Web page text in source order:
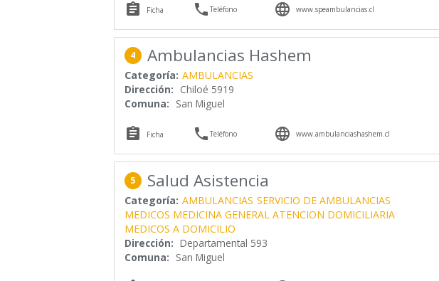
 Ficha Teléfono  www.speambulancias.cl
4 Ambulancias Hashem
Categoría: AMBULANCIAS
Dirección: Chiloé 5919
Comuna: San Miguel
 Ficha Teléfono  www.ambulanciashashem.cl
5 Salud Asistencia
Categoría: AMBULANCIAS SERVICIO DE AMBULANCIAS
MEDICOS MEDICINA GENERAL ATENCION DOMICILIARIA
MEDICOS A DOMICILIO
Dirección: Departamental 593
Comuna: San Miguel